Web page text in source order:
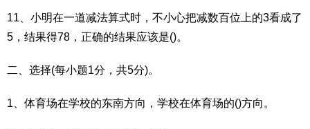
11、小明在一道减法算式时，不小心把减数百位上的3看成了
5，结果得78，正确的结果应该是()。
二、选择(每小题1分，共5分)。
1、体育场在学校的东南方向，学校在体育场的()方向。